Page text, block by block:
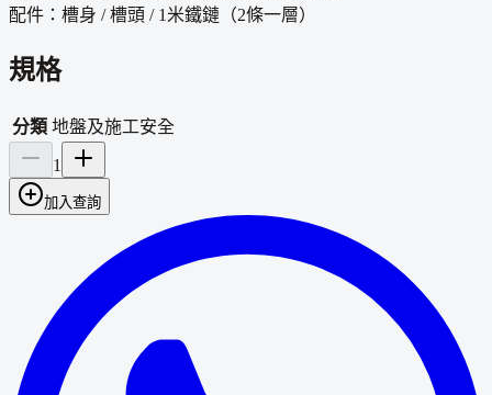
配件：槽身 /槽頭 / 1米鐵鏈（2條一層）
規格
分類 地盤及施工安全
1
加入查詢